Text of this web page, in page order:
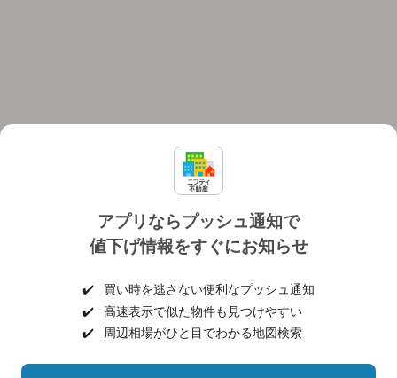
アプリならプッシュ通知で
値下げ情報をすぐにお知らせ
✔️
買い時を逃さない便利なプッシュ通知
✔️
高速表示で似た物件も見つけやすい
✔️
周辺相場がひと目でわかる地図検索
個人情報保護ポリシー 利用規約
ヘルプ・お問い合わせ 採用情報